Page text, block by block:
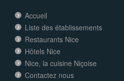
Accueil
Liste des établissements
Restaurants Nice
Hôtels Nice
Nice, la cuisine Niçoise
Contactez nous